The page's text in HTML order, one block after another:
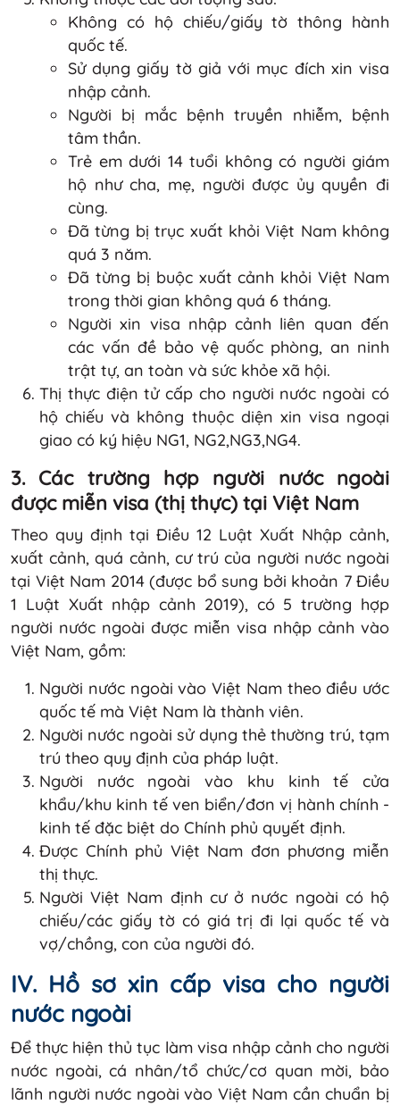
Không có hộ chiếu/giấy tờ thông hành
quốc tế.
Sử dụng giấy tờ giả với mục đích xin visa
nhập cảnh.
Người bị mắc bệnh truyền nhiễm, bệnh
tâm thần.
Trẻ em dưới 14 tuổi không có người giám
hộ như cha, mẹ, người được ủy quyền đi
cùng.
Đã từng bị trục xuất khỏi Việt Nam không
quá 3 năm.
Đã từng bị buộc xuất cảnh khỏi Việt Nam
trong thời gian không quá 6 tháng.
Người xin visa nhập cảnh liên quan đến
các vấn đề bảo vệ quốc phòng, an ninh
trật tự, an toàn và sức khỏe xã hội.
Thị thực điện tử cấp cho người nước ngoài có
hộ chiếu và không thuộc diện xin visa ngoại
giao có ký hiệu NG1, NG2,NG3,NG4.
3. Các trường hợp người nước ngoài
được miễn visa (thị thực) tại Việt Nam
Theo quy định tại Điều 12 Luật Xuất Nhập cảnh,
xuất cảnh, quá cảnh, cư trú của người nước ngoài
tại Việt Nam 2014 (được bổ sung bởi khoản 7 Điều
1 Luật Xuất nhập cảnh 2019), có 5 trường hợp
người nước ngoài được miễn visa nhập cảnh vào
Việt Nam, gồm:
Người nước ngoài vào Việt Nam theo điều ước
quốc tế mà Việt Nam là thành viên.
Người nước ngoài sử dụng thẻ thường trú, tạm
trú theo quy định của pháp luật.
Người nước ngoài vào khu kinh tế cửa
khẩu/khu kinh tế ven biển/đơn vị hành chính -
kinh tế đặc biệt do Chính phủ quyết định.
Được Chính phủ Việt Nam đơn phương miễn
thị thực.
Người Việt Nam định cư ở nước ngoài có hộ
chiếu/các giấy tờ có giá trị đi lại quốc tế và
vợ/chồng, con của người đó.
IV. Hồ sơ xin cấp visa cho người
nước ngoài
Để thực hiện thủ tục làm visa nhập cảnh cho người
nước ngoài, cá nhân/tổ chức/cơ quan mời, bảo
lãnh người nước ngoài vào Việt Nam cần chuẩn bị